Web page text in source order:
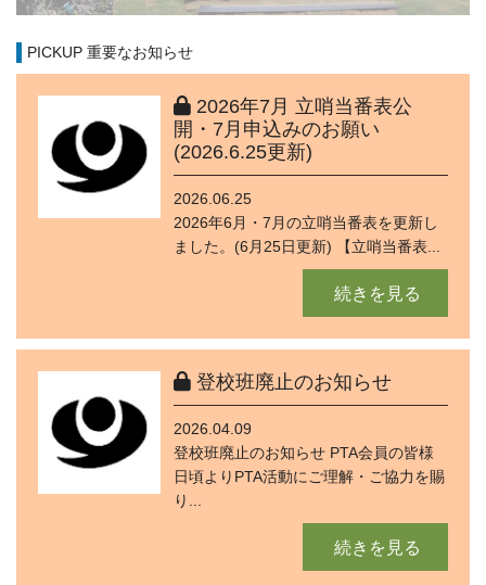
PICKUP 重要なお知らせ
2026年7月 立哨当番表公
開・7月申込みのお願い
(2026.6.25更新)
2026.06.25
2026年6月・7月の立哨当番表を更新し
ました。(6月25日更新) 【立哨当番表...
続きを見る
登校班廃止のお知らせ
2026.04.09
登校班廃止のお知らせ PTA会員の皆様
日頃よりPTA活動にご理解・ご協力を賜
り...
続きを見る